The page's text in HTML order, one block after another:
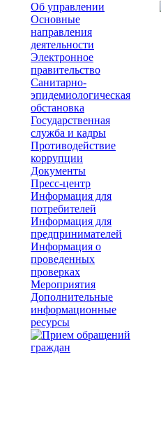
Об управлении
Основные
направления
деятельности
Электронное
правительство
Санитарно-
эпидемиологическая
обстановка
Государственная
служба и кадры
Противодействие
коррупции
Документы
Пресс-центр
Информация для
потребителей
Информация для
предпринимателей
Информация о
проведенных
проверках
Мероприятия
Дополнительные
информационные
ресурсы